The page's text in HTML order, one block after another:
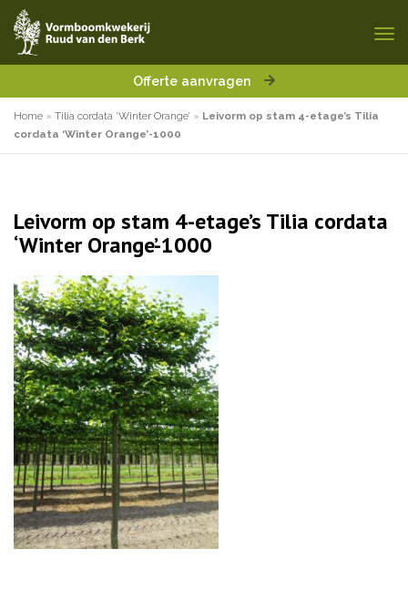
Offerte aanvragen
Home » Tilia cordata ‘Winter Orange’ » Leivorm op stam 4-etage’s Tilia
cordata ‘Winter Orange’-1000
Leivorm op stam 4-etage’s Tilia cordata
‘Winter Orange’-1000